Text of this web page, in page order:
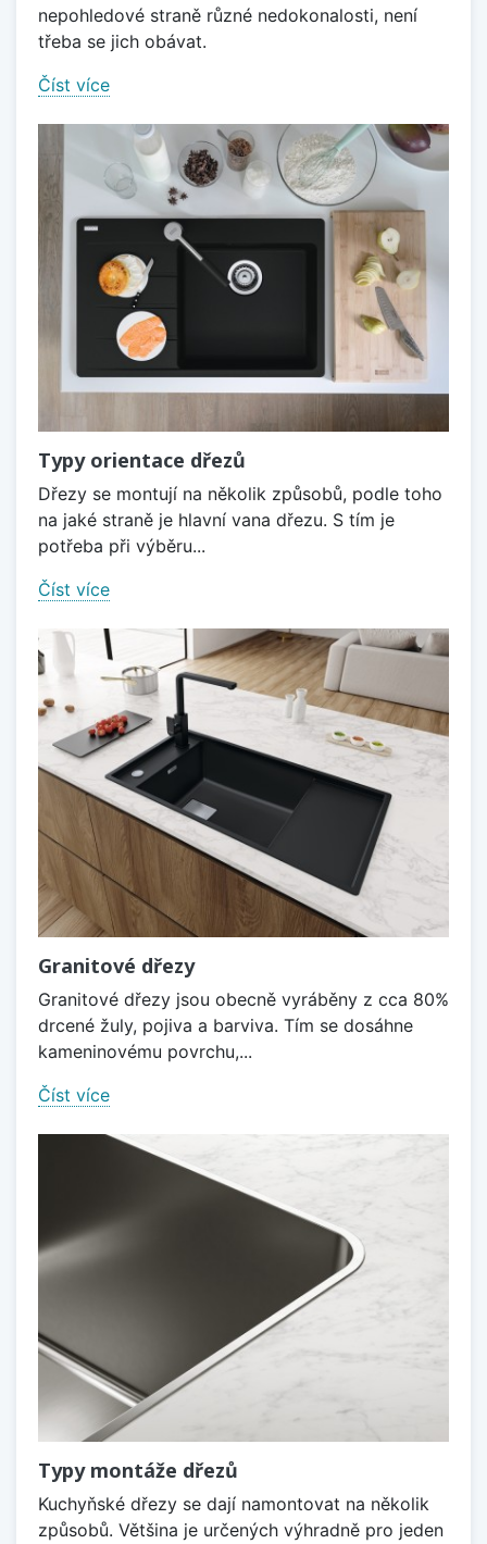
nepohledové straně různé nedokonalosti, není
třeba se jich obávat.
Číst více
Typy orientace dřezů
Dřezy se montují na několik způsobů, podle toho
na jaké straně je hlavní vana dřezu. S tím je
potřeba při výběru...
Číst více
Granitové dřezy
Granitové dřezy jsou obecně vyráběny z cca 80%
drcené žuly, pojiva a barviva. Tím se dosáhne
kameninovému povrchu,...
Číst více
Typy montáže dřezů
Kuchyňské dřezy se dají namontovat na několik
způsobů. Většina je určených výhradně pro jeden